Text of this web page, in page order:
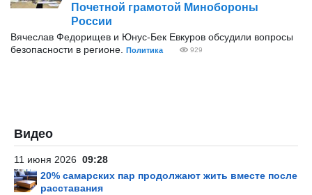
Почетной грамотой Минобороны
России
Вячеслав Федорищев и Юнус-Бек Евкуров обсудили вопросы
безопасности в регионе.
Политика 929
Видео
11 июня 2026 09:28
20% самарских пар продолжают жить вместе после
расставания